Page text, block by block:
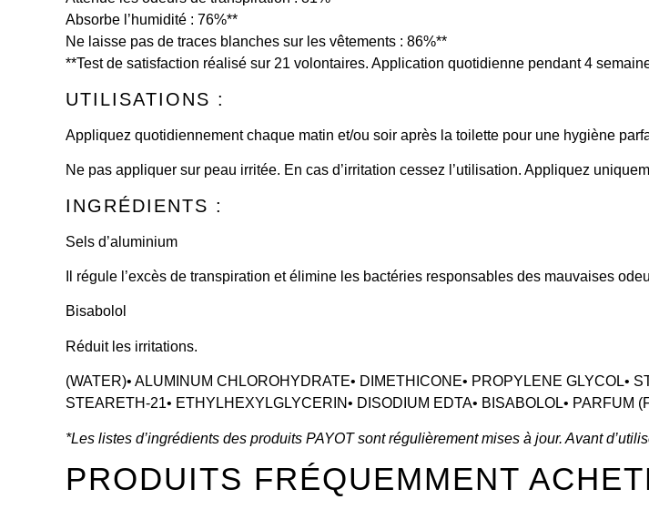
Absorbe l’humidité : 76%**
Ne laisse pas de traces blanches sur les vêtements : 86%**
**Test de satisfaction réalisé sur 21 volontaires. Application quotidienne pendant 4
UTILISATIONS :
Appliquez quotidiennement chaque matin et/ou soir après la toilette pour une hygiène
Ne pas appliquer sur peau irritée. En cas d’irritation cessez l’utilisation. Appliquez
INGRÉDIENTS :
Sels d’aluminium
Il régule l’excès de transpiration et élimine les bactéries responsables des mauvaises
Bisabolol
Réduit les irritations.
(WATER)• ALUMINUM CHLOROHYDRATE• DIMETHICONE• PROPYLENE GLYCOL•
STEARETH-21• ETHYLHEXYLGLYCERIN• DISODIUM EDTA• BISABOLOL• PARFUM
*Les listes d’ingrédients des produits PAYOT sont régulièrement mises à jour. Avant
PRODUITS FRÉQUEMMENT